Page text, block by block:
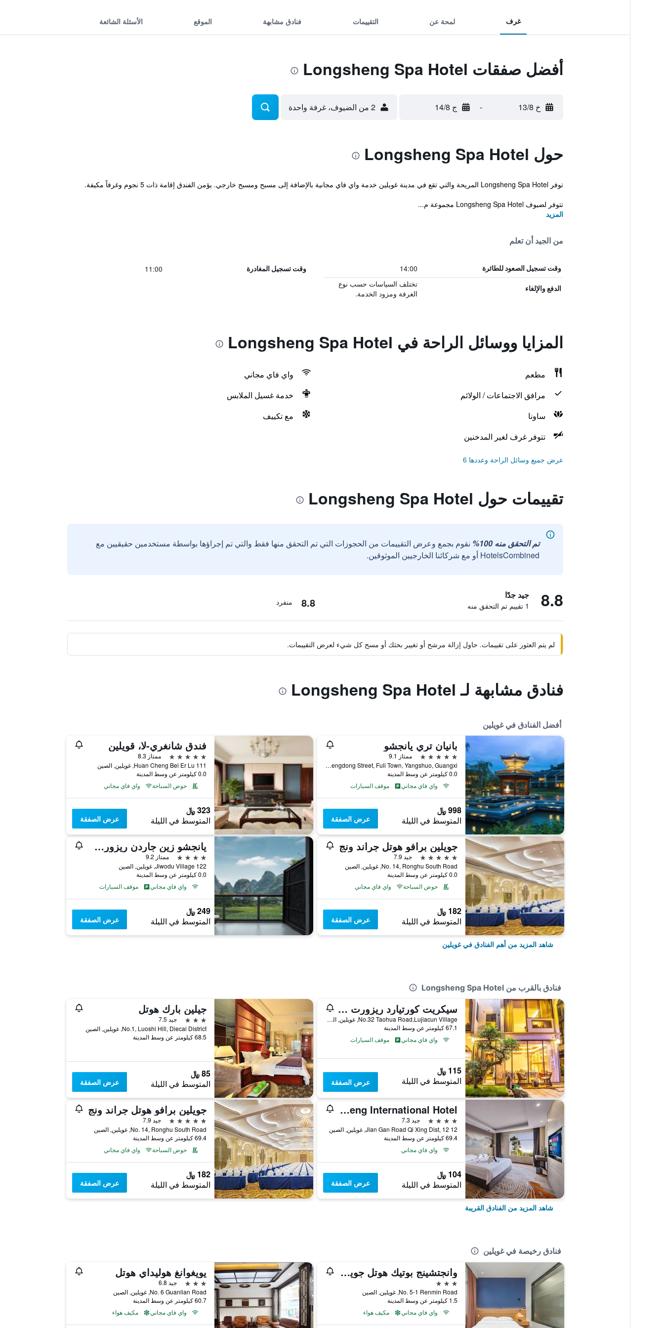
غرف لمحة عن التقييمات فنادق مشابهة الموقع الأسئلة الشائعة
أفضل صفقات Longsheng Spa Hotel
خ 13/8 - ج 14/8 2 من الضيوف، غرفة واحدة
حول Longsheng Spa Hotel
توفر Longsheng Spa Hotel المريحة والتي تقع في مدينة غويلين خدمة واي فاي مجانية بالإضافة إلى مسبح ومسبح خارجي. يؤمن الفندق إقامة ذات 5 نجوم وغرفاً مكيفة.
تتوفر لضيوف Longsheng Spa Hotel مجموعة م...
المزيد
من الجيد أن تعلم
وقت تسجيل الصعود للطائرة 14:00 وقت تسجيل المغادرة 11:00
الدفع والإلغاء
تختلف السياسات حسب نوع
الغرفة ومزود الخدمة.
المزايا ووسائل الراحة في Longsheng Spa Hotel
مطعم
واي فاي مجاني
مرافق الاجتماعات / الولائم
خدمة غسيل الملابس
ساونا
مع تكييف
تتوفر غرف لغير المدخنين
عرض جميع وسائل الراحة وعددها 6
تقييمات حول Longsheng Spa Hotel
تم التحقق منه 100%
نقوم بجمع وعرض التقييمات من الحجوزات التي تم التحقق منها فقط والتي تم إجراؤها بواسطة مستخدمين حقيقيين مع
HotelsCombined أو مع شركائنا الخارجيين الموثوقين.
8.8 جيد جدًا
1 تقييم تم التحقق منه 8.8 منفرد
لم يتم العثور على تقييمات. حاول إزالة مرشح أو تغيير بحثك أو مسح كل شيء لعرض التقييمات.
فنادق مشابهة لـ Longsheng Spa Hotel
أفضل الفنادق في غويلين
بانيان تري يانجشو
5 نجوم
ممتاز 9.1
No.168 Zhengdong Street, Fuli Town, Yangshuo, Guangxi, غويلين, الصين
0.0 كيلومتر عن وسط المدينة
واي فاي مجاني
موقف السيارات
998 ﷼
المتوسط في الليلة عرض الصفقة
فندق شانغري-لا، قويلين
5 نجوم
ممتاز 8.3
111 Huan Cheng Bei Er Lu, غويلين, الصين
0.0 كيلومتر عن وسط المدينة
حوض السباحة
واي فاي مجاني
323 ﷼
المتوسط في الليلة عرض الصفقة
جويلين برافو هوتل جراند ونج
5 نجوم
جيد 7.9
No. 14, Ronghu South Road, غويلين, الصين
0.0 كيلومتر عن وسط المدينة
حوض السباحة
واي فاي مجاني
182 ﷼
المتوسط في الليلة عرض الصفقة
يانجشو زين جاردن ريزورت - يولونج ريفر
4 نجوم
ممتاز 9.2
122 Jiwodu Village, غويلين, الصين
0.0 كيلومتر عن وسط المدينة
واي فاي مجاني
موقف السيارات
249 ﷼
المتوسط في الليلة عرض الصفقة
شاهد المزيد من أهم الفنادق في غويلين
فنادق بالقرب من Longsheng Spa Hotel
سيكريت كورتيارد ريزورت هوتيل
No.32 Taohua Road,Lujiacun Village, غويلين, الصين
67.1 كيلومتر عن وسط المدينة
واي فاي مجاني
موقف السيارات
115 ﷼
المتوسط في الليلة عرض الصفقة
جيلين بارك هوتل
3 نجوم
جيد 7.5
No.1, Luoshi Hill, Diecai District, غويلين, الصين
68.5 كيلومتر عن وسط المدينة
85 ﷼
المتوسط في الليلة عرض الصفقة
Minfeng International Hotel
4 نجوم
جيد 7.3
12 Jian Gan Road Qi Xing Dist, 12, غويلين, الصين
69.4 كيلومتر عن وسط المدينة
واي فاي مجاني
104 ﷼
المتوسط في الليلة عرض الصفقة
جويلين برافو هوتل جراند ونج
5 نجوم
جيد 7.9
No. 14, Ronghu South Road, غويلين, الصين
69.4 كيلومتر عن وسط المدينة
حوض السباحة
واي فاي مجاني
182 ﷼
المتوسط في الليلة عرض الصفقة
شاهد المزيد من الفنادق القريبة
فنادق رخيصة في غويلين
وانجتشينج بوتيك هوتل جويلين
3 نجوم
No. 5-1 Renmin Road, غويلين, الصين
1.5 كيلومتر عن وسط المدينة
واي فاي مجاني
مكيف هواء
يويغوانغ هوليداي هوتل
3 نجوم
جيد 6.8
No. 6 Guanlian Road, غويلين, الصين
60.7 كيلومتر عن وسط المدينة
واي فاي مجاني
مكيف هواء